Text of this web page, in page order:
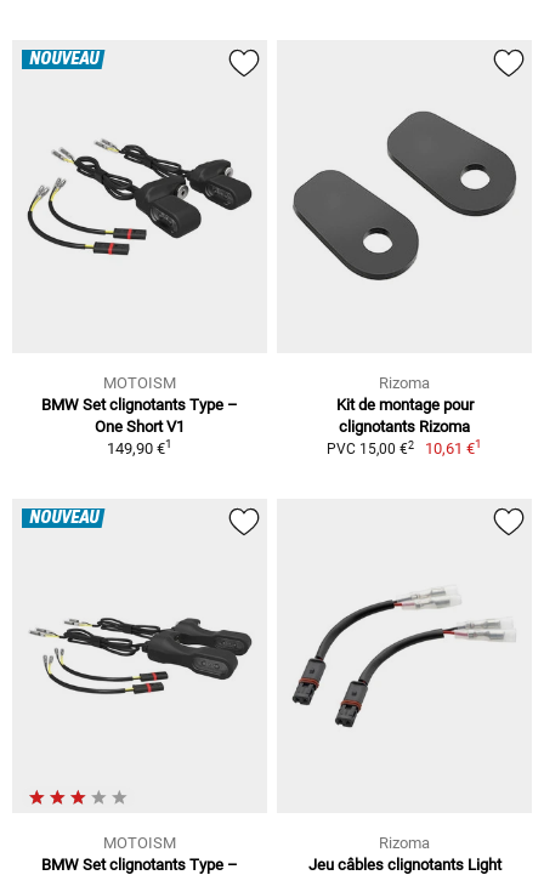
NOUVEAU
MOTOISM
BMW Set clignotants Type –
One Short V1
149,90 €1
Rizoma
Kit de montage pour
clignotants Rizoma
PVC 15,00 €2 10,61 €1
NOUVEAU
MOTOISM
BMW Set clignotants Type –
Rizoma
Jeu câbles clignotants Light